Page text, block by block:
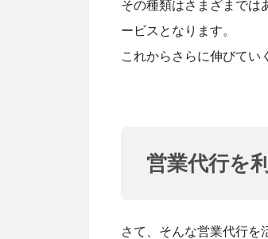
その種類はさまざまでは
ービスとなります。
これからさらに伸びてい
営業代行を
さて、そんな営業代行を